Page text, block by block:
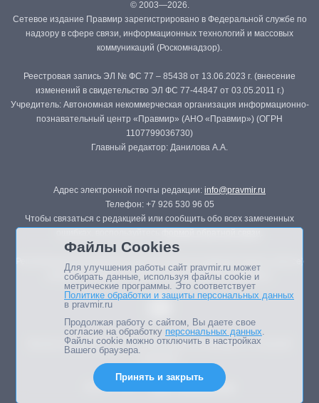
© 2003—2026.
Сетевое издание Правмир зарегистрировано в Федеральной службе по
надзору в сфере связи, информационных технологий и массовых
коммуникаций (Роскомнадзор).
Реестровая запись ЭЛ № ФС 77 – 85438 от 13.06.2023 г. (внесение
изменений в свидетельство ЭЛ ФС 77-44847 от 03.05.2011 г.)
Учредитель: Автономная некоммерческая организация информационно-
познавательный центр «Правмир» (АНО «Правмир») (ОГРН
1107799036730)
Главный редактор: Данилова А.А.
Адрес электронной почты редакции: info@pravmir.ru
Телефон: +7 926 530 96 05
Чтобы связаться с редакцией или сообщить обо всех замеченных
Републикация материалов сайта в печатных изданиях (книгах, прессе)
возможна только с письменного разрешения редакции.
Мнение авторов статей портала может не совпадать с позицией
Дизайн сайта -
Файлы Cookies
Для улучшения работы сайт pravmir.ru может
собирать данные, используя файлы cookie и
метрические программы. Это соответствует
Политике обработки и защиты персональных данных
в pravmir.ru
Продолжая работу с сайтом, Вы даете свое
согласие на обработку персональных данных.
Файлы cookie можно отключить в настройках
Вашего браузера.
Принять и закрыть